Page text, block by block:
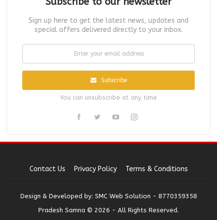
Sign up here to get the latest news, updates and
special offers delivered directly to your inbox.
Subscribe
You can unsubscribe at any time
Contact Us Privacy Policy Terms & Conditions
Design & Developed by: SMC Web Solution - 8770359358
Pradesh Samna © 2026 - All Rights Reserved.